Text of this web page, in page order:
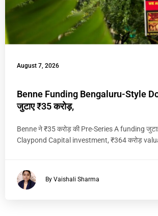
August 7, 2026
Benne Funding Bengaluru-Style
जुटाए ₹35 करोड़,
Benne ने ₹35 करोड़ की Pre-Series A funding
Claypond Capital investment, ₹364 करोड़
By Vaishali Sharma